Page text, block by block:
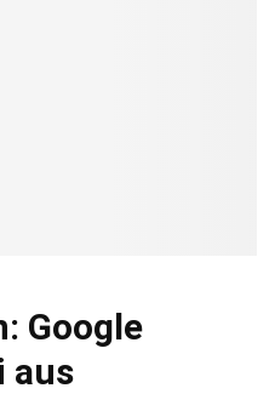
Google
aus